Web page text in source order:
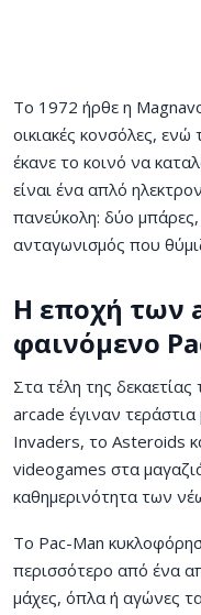
Το 1972 ήρθε η
οικιακές κονσόλες,
έκανε το κοινό να
είναι ένα απλό
πανεύκολη: δύο μπάρες,
ανταγωνισμός που
Η εποχή των
φαινόμενο
Στα τέλη της δεκαετίας
arcade έγιναν
Invaders, το Asteroids
videogames στα
καθημερινότητα των
Το Pac-Man
περισσότερο από ένα
μάχες, όπλα ή αγώνες